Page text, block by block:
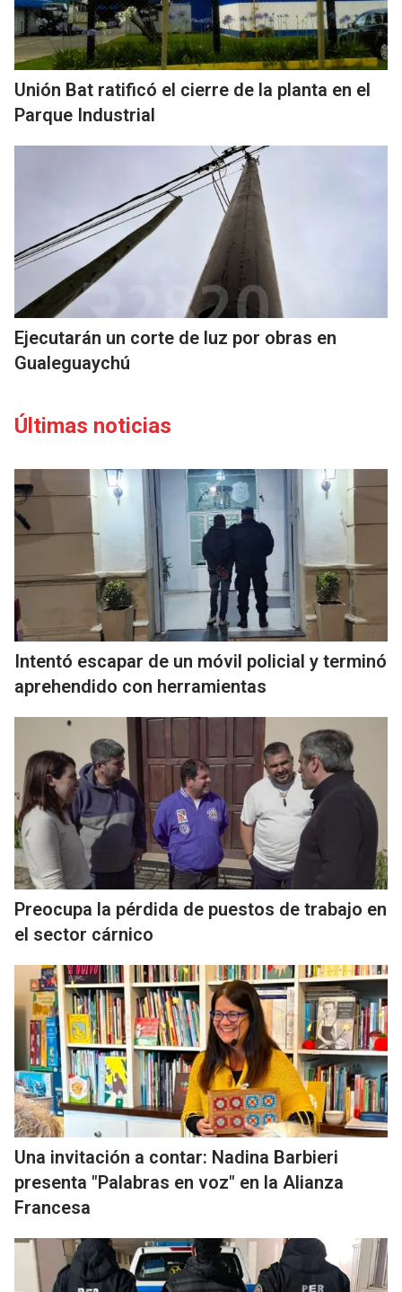
Unión Bat ratificó el cierre de la planta en el
Parque Industrial
Ejecutarán un corte de luz por obras en
Gualeguaychú
Últimas noticias
Intentó escapar de un móvil policial y terminó
aprehendido con herramientas
Preocupa la pérdida de puestos de trabajo en
el sector cárnico
Una invitación a contar: Nadina Barbieri
presenta "Palabras en voz" en la Alianza
Francesa